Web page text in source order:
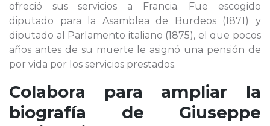
ofreció sus servicios a Francia. Fue escogido
diputado para la Asamblea de Burdeos (1871) y
diputado al Parlamento italiano (1875), el que pocos
años antes de su muerte le asignó una pensión de
por vida por los servicios prestados.
Colabora para ampliar la
biografía de Giuseppe